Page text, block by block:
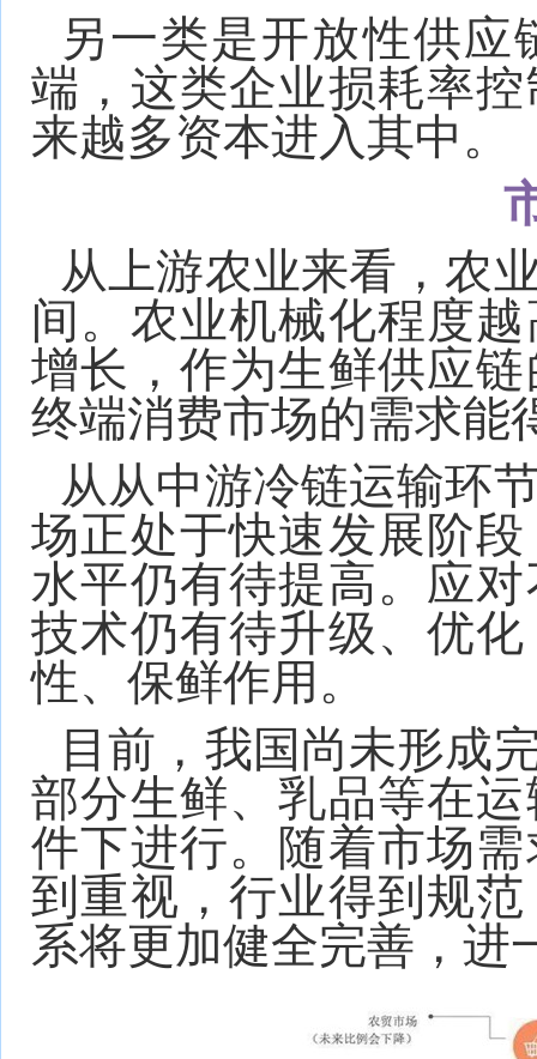
另一类是开放性供
端，这类企业损耗率
来越多资本进入其中。
从上游农业来看，农
间。农业机械化程度
增长，作为生鲜供应
终端消费市场的需求能
从从中游冷链运输环
场正处于快速发展阶
水平仍有待提高。应
技术仍有待升级、优
性、保鲜作用。
目前，我国尚未形成
部分生鲜、乳品等在
件下进行。随着市场
到重视，行业得到规
系将更加健全完善，进